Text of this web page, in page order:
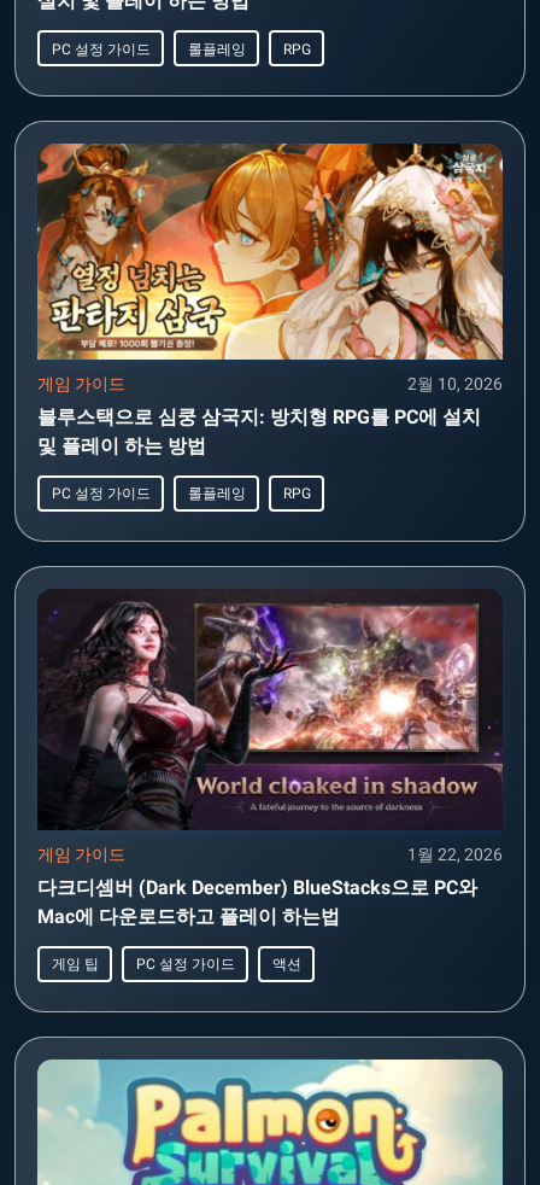
PC 설정 가이드 롤플레잉 RPG
게임 가이드 2월 10, 2026
블루스택으로 심쿵 삼국지: 방치형 RPG를 PC에 설치
및 플레이 하는 방법
PC 설정 가이드 롤플레잉 RPG
게임 가이드 1월 22, 2026
다크디셈버 (Dark December) BlueStacks으로 PC와
Mac에 다운로드하고 플레이 하는법
게임 팁 PC 설정 가이드 액션